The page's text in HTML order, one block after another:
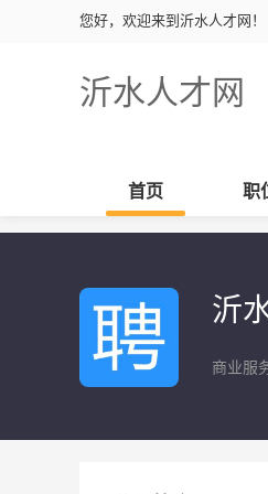
您好，欢迎来到沂水人才网！
沂水人才网
首页 职
沂
商业服